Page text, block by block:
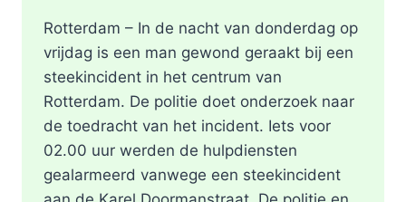
Rotterdam – In de nacht van donderdag op
vrijdag is een man gewond geraakt bij een
steekincident in het centrum van
Rotterdam. De politie doet onderzoek naar
de toedracht van het incident. Iets voor
02.00 uur werden de hulpdiensten
gealarmeerd vanwege een steekincident